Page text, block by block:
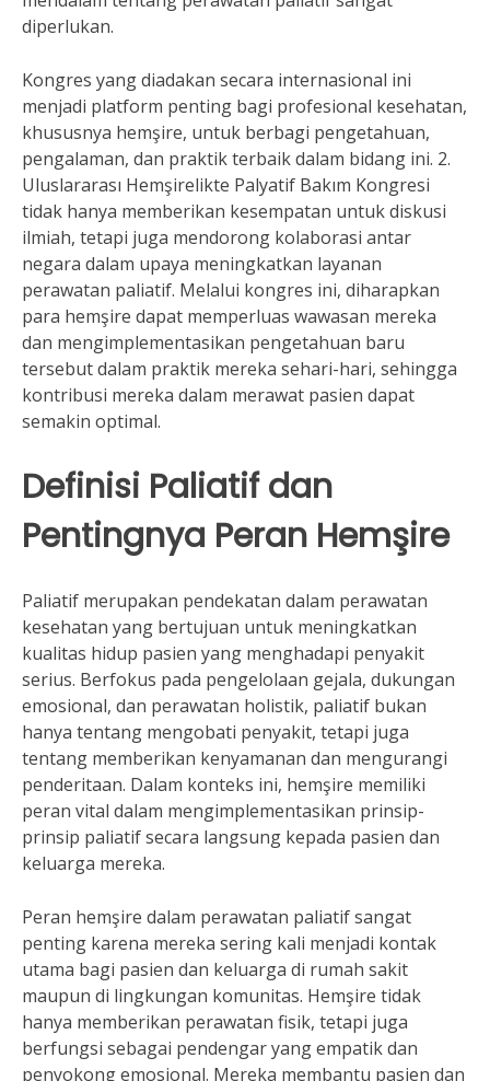
diperlukan.
Kongres yang diadakan secara internasional ini
menjadi platform penting bagi profesional kesehatan,
khususnya hemşire, untuk berbagi pengetahuan,
pengalaman, dan praktik terbaik dalam bidang ini. 2.
Uluslararası Hemşirelikte Palyatif Bakım Kongresi
tidak hanya memberikan kesempatan untuk diskusi
ilmiah, tetapi juga mendorong kolaborasi antar
negara dalam upaya meningkatkan layanan
perawatan paliatif. Melalui kongres ini, diharapkan
para hemşire dapat memperluas wawasan mereka
dan mengimplementasikan pengetahuan baru
tersebut dalam praktik mereka sehari-hari, sehingga
kontribusi mereka dalam merawat pasien dapat
semakin optimal.
Definisi Paliatif dan
Pentingnya Peran Hemşire
Paliatif merupakan pendekatan dalam perawatan
kesehatan yang bertujuan untuk meningkatkan
kualitas hidup pasien yang menghadapi penyakit
serius. Berfokus pada pengelolaan gejala, dukungan
emosional, dan perawatan holistik, paliatif bukan
hanya tentang mengobati penyakit, tetapi juga
tentang memberikan kenyamanan dan mengurangi
penderitaan. Dalam konteks ini, hemşire memiliki
peran vital dalam mengimplementasikan prinsip-
prinsip paliatif secara langsung kepada pasien dan
keluarga mereka.
Peran hemşire dalam perawatan paliatif sangat
penting karena mereka sering kali menjadi kontak
utama bagi pasien dan keluarga di rumah sakit
maupun di lingkungan komunitas. Hemşire tidak
hanya memberikan perawatan fisik, tetapi juga
berfungsi sebagai pendengar yang empatik dan
penyokong emosional. Mereka membantu pasien dan